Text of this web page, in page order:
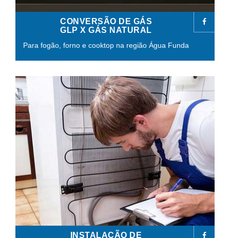
CONVERSÃO DE GÁS
GLP X GÁS NATURAL
Para fogão, forno e cooktop na região Água Funda
INSTALAÇÃO DE